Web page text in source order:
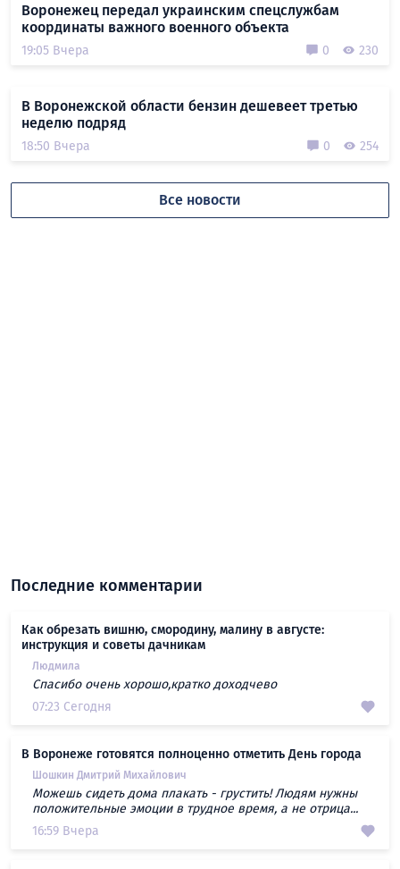
Воронежец передал украинским спецслужбам
координаты важного военного объекта
19:05 Вчера 0 230
В Воронежской области бензин дешевеет третью
неделю подряд
18:50 Вчера 0 254
Все новости
Последние комментарии
Как обрезать вишню, смородину, малину в августе:
инструкция и советы дачникам
Людмила
Спасибо очень хорошо,кратко доходчево
07:23 Сегодня
В Воронеже готовятся полноценно отметить День города
Шошкин Дмитрий Михайлович
Можешь сидеть дома плакать - грустить! Людям нужны
положительные эмоции в трудное время, а не отрица...
16:59 Вчера